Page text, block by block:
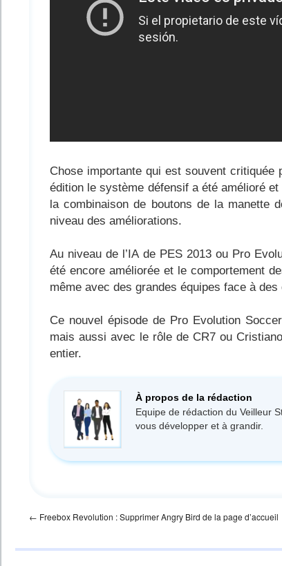
Chose importante qui est souvent
édition le système défensif a été amélioré
la combinaison de boutons de la manette
niveau des améliorations.
Au niveau de l’IA de PES 2013 ou Pro
été encore améliorée et le comportement
même avec des grandes équipes face à
Ce nouvel épisode de Pro Evolution
mais aussi avec le rôle de CR7 ou
entier.
À propos de la rédaction
Equipe de rédaction du Veilleur
vous développer et à grandir.
← Freebox Revolution : Supprimer Angry Bird de la page d’accueil